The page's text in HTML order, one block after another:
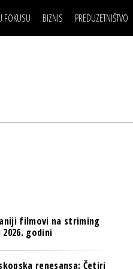
FOKUSU BIZNIS
ESG & ENERGY
PULS REGIONA
NOVO NA RAFU
PREDUZETNIŠTVO
IZJAVA DANABIZNIS SCENA
NOVO NA RAFU
filmovi na striming
godini
renesansa: Četiri